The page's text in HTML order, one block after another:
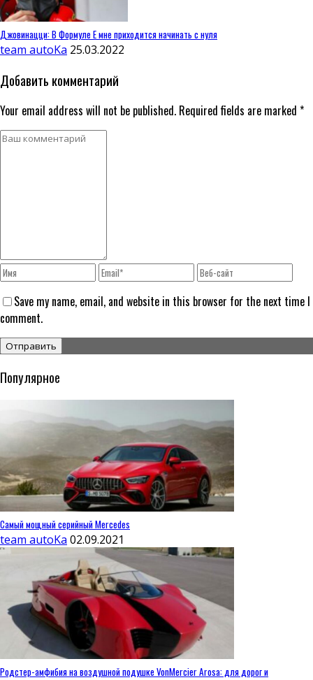
Джовинацци: В Формуле E мне приходится начинать с нуля
team autoKa 25.03.2022
Добавить комментарий
Your email address will not be published. Required fields are marked *
Save my name, email, and website in this browser for the next time I
comment.
Популярное
Самый мощный серийный Mercedes
team autoKa 02.09.2021
Родстер-амфибия на воздушной подушке VonMercier Arosa: для дорог и